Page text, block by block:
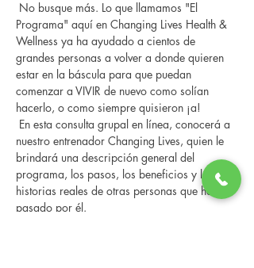
Programa" aquí en Changing Lives Health &
Wellness ya ha ayudado a cientos de
grandes personas a volver a donde quieren
estar en la báscula para que puedan
comenzar a VIVIR de nuevo como solían
hacerlo, o como siempre quisieron ¡a!
nuestro entrenador Changing Lives, quien le
brindará una descripción general del
programa, los pasos, los beneficios y las
historias reales de otras personas que han
pasado por él.